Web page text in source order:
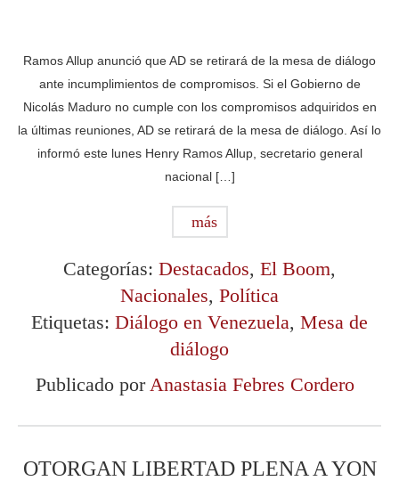
Ramos Allup anunció que AD se retirará de la mesa de diálogo
ante incumplimientos de compromisos. Si el Gobierno de
Nicolás Maduro no cumple con los compromisos adquiridos en
la últimas reuniones, AD se retirará de la mesa de diálogo. Así lo
informó este lunes Henry Ramos Allup, secretario general
nacional […]
más
Categorías: Destacados, El Boom,
Nacionales, Política
Etiquetas: Diálogo en Venezuela, Mesa de
diálogo
Publicado porAnastasia Febres Cordero
OTORGAN LIBERTAD PLENA A YON